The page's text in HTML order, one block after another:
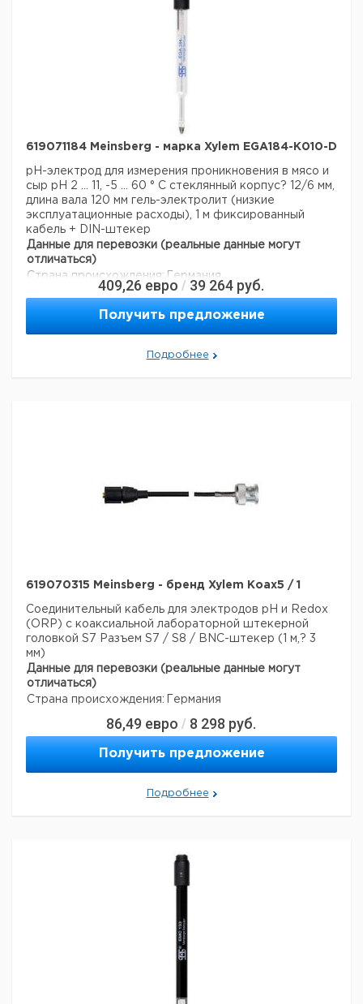
619071184 Meinsberg - марка Xylem EGA184-K010-D
pH-электрод для измерения проникновения в мясо и
сыр рН 2 ... 11, -5 ... 60 ° С стеклянный корпус? 12/6 мм,
длина вала 120 мм гель-электролит (низкие
эксплуатационные расходы), 1 м фиксированный
кабель + DIN-штекер
Данные для перевозки (реальные данные могут
отличаться)
Страна происхождения: Германия
409,26 евро / 39 264 руб.
Получить предложение
Подробнее
619070315 Meinsberg - бренд Xylem Koax5 / 1
Соединительный кабель для электродов pH и Redox
(ORP) с коаксиальной лабораторной штекерной
головкой S7
Разъем S7 / S8 / BNC-штекер (1 м,? 3
мм)
Данные для перевозки (реальные данные могут
отличаться)
Страна происхождения:
Германия
86,49 евро / 8 298 руб.
Получить предложение
Подробнее